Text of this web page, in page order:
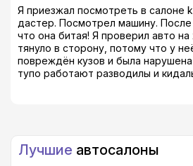
Я приезжал посмотреть в салоне
дастер. Посмотрел машину. После
что она битая! Я проверил авто на ходу и машину
тянуло в сторону, потому что у
повреждён кузов и была
тупо работают разводилы и
продавать такой тотал?! Я был
Лучшие автосалоны